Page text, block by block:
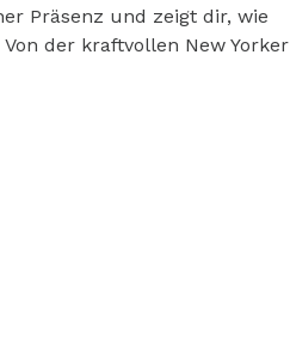
Präsenz und zeigt dir, wie
der kraftvollen New Yorker